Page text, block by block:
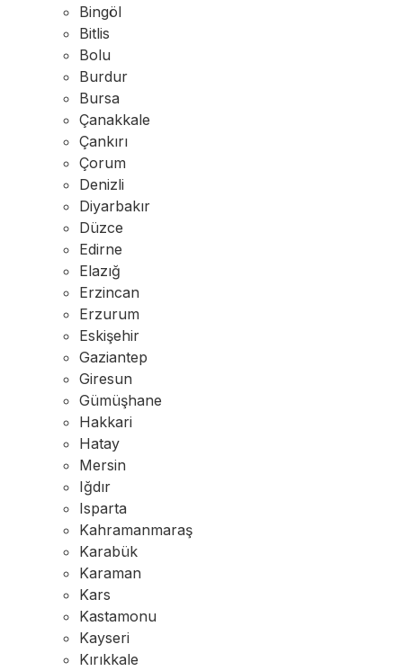
Bingöl
Bitlis
Bolu
Burdur
Bursa
Çanakkale
Çankırı
Çorum
Denizli
Diyarbakır
Düzce
Edirne
Elazığ
Erzincan
Erzurum
Eskişehir
Gaziantep
Giresun
Gümüşhane
Hakkari
Hatay
Mersin
Iğdır
Isparta
Kahramanmaraş
Karabük
Karaman
Kars
Kastamonu
Kayseri
Kırıkkale